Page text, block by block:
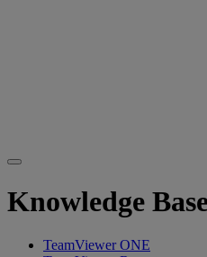
Knowledge
TeamViewer ONE